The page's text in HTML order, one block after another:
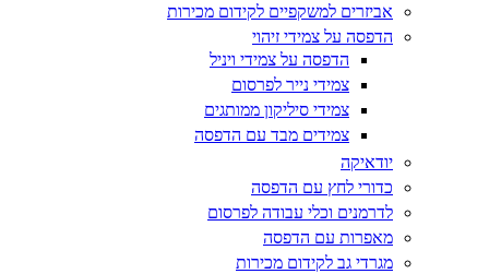
אביזרים למשקפיים לקידום מכירות
הדפסה על צמידי זיהוי
הדפסה על צמידי ויניל
צמידי נייר לפרסום
צמידי סיליקון ממותגים
צמידים מבד עם הדפסה
יודאיקה
כדורי לחץ עם הדפסה
לדרמנים וכלי עבודה לפרסום
מאפרות עם הדפסה
מגרדי גב לקידום מכירות